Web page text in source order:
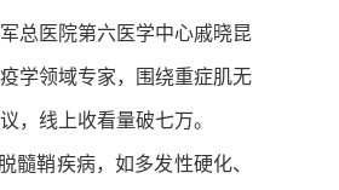
总医院第六医学中心戚晓昆
学领域专家，围绕重症肌无
，线上收看量破七万。
鞘疾病，如多发性硬化、